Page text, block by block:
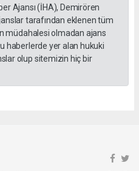
Ajansı (İHA), Demirören
tarafından eklenen tüm
müdahalesi olmadan ajans
haberlerde yer alan hukuki
olup sitemizin hiç bir